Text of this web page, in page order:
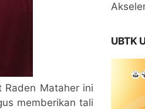
Raden Mataher ini
memberikan tali
UBTK